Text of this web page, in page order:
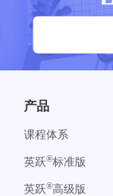
产品
课程体系
英跃®标准版
英跃®高级版